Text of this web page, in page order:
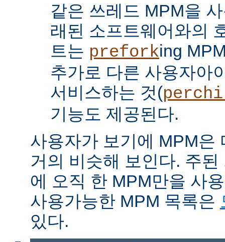
같은 쓰레드 MPM을
래된 소프트웨어와의
트는 preforking
추가로 다른 사용자아
서비스하는 것(
기능도 제공된다.
사용자가 보기에 MPM은
거의 비슷해 보인다. 주
에 오직 한 MPM만을 사
사용가능한 MPM 목록은
있다.